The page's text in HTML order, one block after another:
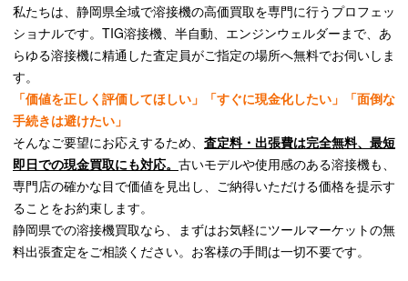
私たちは、静岡県全域で溶接機の高価買取を専門に行うプロフェッ
ショナルです。TIG溶接機、半自動、エンジンウェルダーまで、あ
らゆる溶接機に精通した査定員がご指定の場所へ無料でお伺いしま
す。
「価値を正しく評価してほしい」「すぐに現金化したい」「面倒な
手続きは避けたい」
そんなご要望にお応えするため、 査定料・出張費は完全無料、最短
即日での現金買取にも対応。 古いモデルや使用感のある溶接機も、
専門店の確かな目で価値を見出し、ご納得いただける価格を提示す
ることをお約束します。
静岡県での溶接機買取なら、まずはお気軽にツールマーケットの無
料出張査定をご相談ください。お客様の手間は一切不要です。